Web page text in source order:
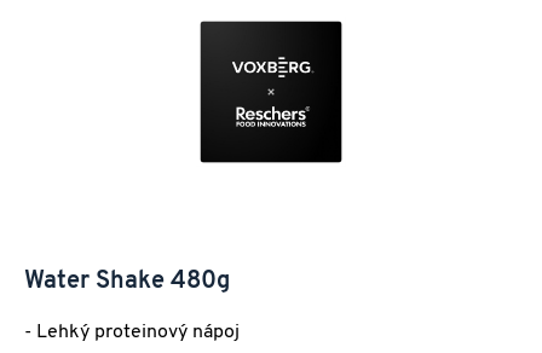
Water Shake 480g
- Lehký proteinový nápoj